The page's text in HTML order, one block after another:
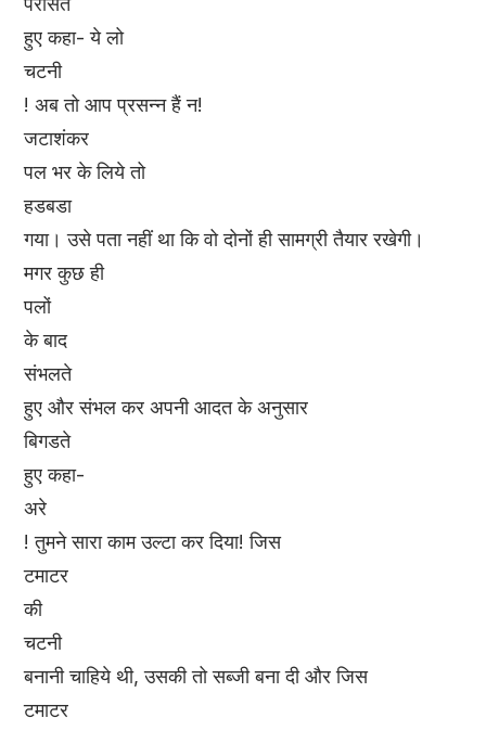
हुए कहा- ये लो
चटनी
! अब तो आप प्रसन्न हैं न!
जटाशंकर
पल भर के लिये तो
हडबडा
गया। उसे पता नहीं था कि वो दोनों ही सामग्री तैयार रखेगी।
मगर कुछ ही
पलों
के बाद
संभलते
हुए और संभल कर अपनी आदत के अनुसार
बिगडते
हुए कहा-
अरे
! तुमने सारा काम उल्टा कर दिया! जिस
टमाटर
की
चटनी
बनानी चाहिये थी, उसकी तो सब्जी बना दी और जिस
टमाटर